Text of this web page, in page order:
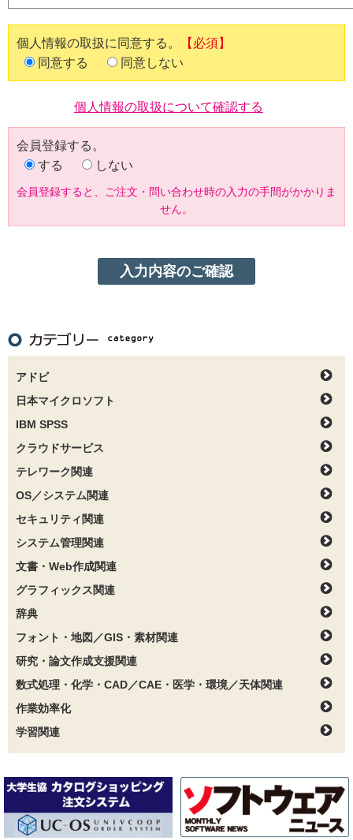
個人情報の取扱に同意する。
【必須】
同意する
同意しない
個人情報の取扱について確認する
会員登録する。
する
しない
会員登録すると、ご注文・問い合わせ時の入力の手間がかかりま
せん。
アドビ
日本マイクロソフト
IBM SPSS
クラウドサービス
テレワーク関連
OS／システム関連
セキュリティ関連
システム管理関連
文書・Web作成関連
グラフィックス関連
辞典
フォント・地図／GIS・素材関連
研究・論文作成支援関連
数式処理・化学・CAD／CAE・医学・環境／天体関連
作業効率化
学習関連